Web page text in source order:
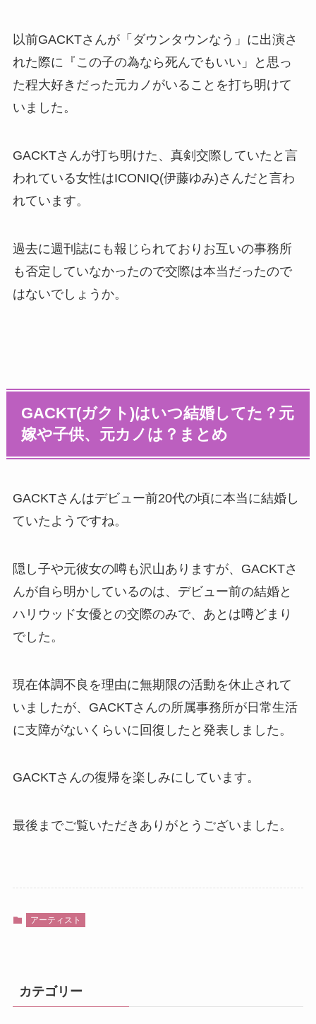
以前GACKTさんが「ダウンタウンなう」に出演さ
れた際に『この子の為なら死んでもいい」と思っ
た程大好きだった元カノがいることを打ち明けて
いました。
GACKTさんが打ち明けた、真剣交際していたと言
われている女性はICONIQ(伊藤ゆみ)さんだと言わ
れています。
過去に週刊誌にも報じられておりお互いの事務所
も否定していなかったので交際は本当だったので
はないでしょうか。
GACKT(ガクト)はいつ結婚してた？元
嫁や子供、元カノは？まとめ
GACKTさんはデビュー前20代の頃に本当に結婚し
ていたようですね。
隠し子や元彼女の噂も沢山ありますが、GACKTさ
んが自ら明かしているのは、デビュー前の結婚と
ハリウッド女優との交際のみで、あとは噂どまり
でした。
現在体調不良を理由に無期限の活動を休止されて
いましたが、GACKTさんの所属事務所が日常生活
に支障がないくらいに回復したと発表しました。
GACKTさんの復帰を楽しみにしています。
最後までご覧いただきありがとうございました。
アーティスト
カテゴリー